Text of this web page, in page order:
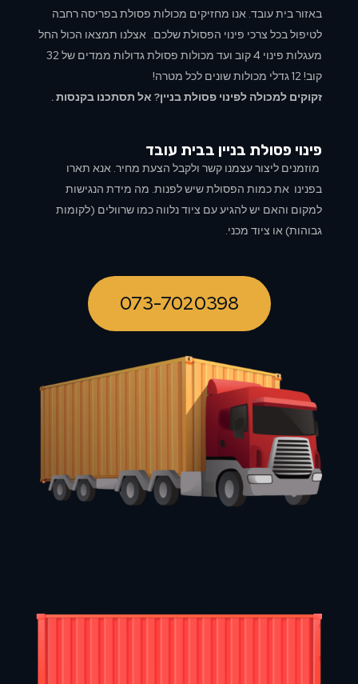
באזור בית עובד. אנו מחזיקים מכולות פסולת בפריסה רחבה
לטיפול בכל צרכי פינוי הפסולת שלכם. אצלנו תמצאו הכול החל
מעגלות פינוי 4 קוב ועד מכולות פסולת גדולות ממדים של 32
קוב! 12 גדלי מכולות שונים לכל מטרה!
זקוקים למכולה לפינוי פסולת בניין? אל תסתכנו בקנסות .
פינוי פסולת בניין בבית עובד
מוזמנים ליצור עצמנו קשר ולקבל הצעת מחיר. אנא תארו
בפנינו את כמות הפסולת שיש לפנות. מה מידת הנגישות
למקום והאם יש להגיע עם ציוד נלווה כמו שרוולים (לקומות
גבוהות) או ציוד מכני.
073-7020398